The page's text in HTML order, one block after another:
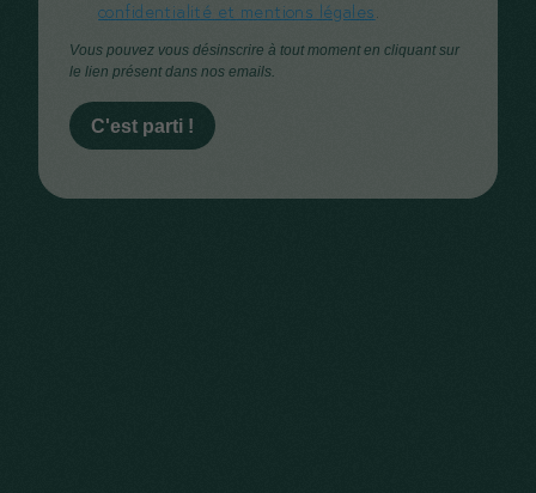
confidentialité et mentions légales.
Vous pouvez vous désinscrire à tout moment en cliquant sur
le lien présent dans nos emails.
C'est parti !